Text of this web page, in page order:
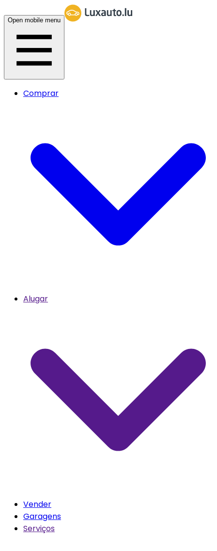
Open mobile menu
Comprar
Alugar
Vender
Garagens
Serviços